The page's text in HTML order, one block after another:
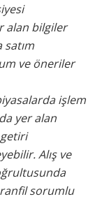
alan bilgiler
satım
ve öneriler
işlem
yer alan
getiri
Alış ve
sorumlu